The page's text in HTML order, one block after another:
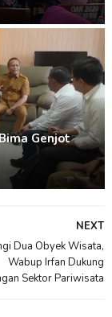
Genjot
NEXT
Dua Obyek Wisata,
Wabup Irfan Dukung
Sektor Pariwisata